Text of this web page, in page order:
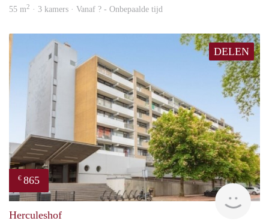
55 m2 · 3 kamers · Vanaf ? - Onbepaalde tijd
DELEN
€ 865
Herculeshof